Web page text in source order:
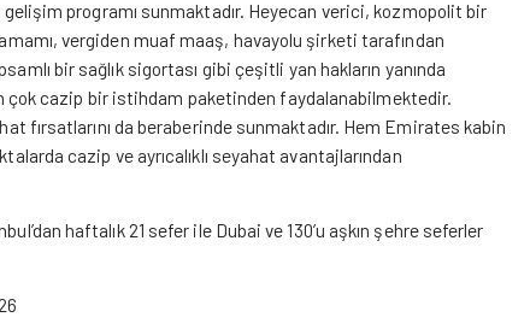
programı sunmaktadır. Heyecan verici, kozmopolit bir
vergiden muaf maaş, havayolu şirketi tarafından
bir sağlık sigortası gibi çeşitli yan hakların yanında
çok cazip bir istihdam paketinden faydalanabilmektedir.
fırsatlarını da beraberinde sunmaktadır. Hem Emirates kabin
cazip ve ayrıcalıklı seyahat avantajlarından
haftalık 21 sefer ile Dubai ve 130’u aşkın şehre seferler